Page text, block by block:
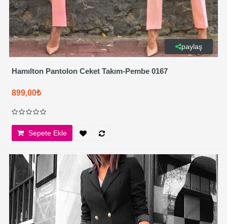
paylaş
Hamılton Pantolon Ceket Takım-Pembe 0167
899,00₺
Sepete Ekle